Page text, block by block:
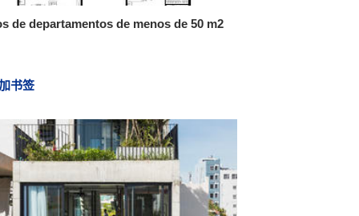
de departamentos de menos de 50 m2
书签